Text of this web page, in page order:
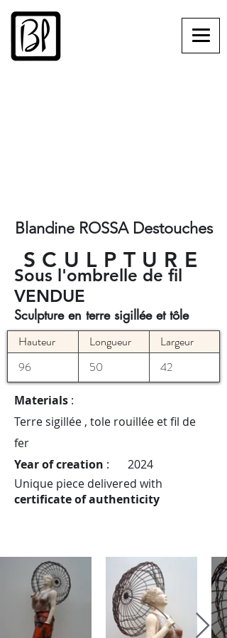
Blandine ROSSA Destouches
​SCULPTURE
Sous l'ombrelle de fil
VENDUE
Sculpture en terre sigillée et tôle
Hauteur Longueur
Largeur
96
50 42
Materials :
Terre sigillée , tole rouillée et fil de
fer
Year of creation :
2024
Unique piece delivered with
certificate of authenticity